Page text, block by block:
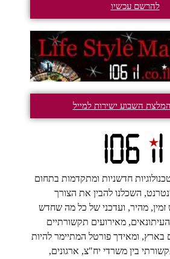
להרשם עכשיו
המלצת השבוע ישירות למייל
חדשניות ומתקדמות בתחום
השכלנו להבין את הצורך
זמין, מהיר, ועדכני של כל מה שחדש
מאירועים תקשורתיים
בארץ, ומאידך פורטל המתיימר להיות
בין משרדי יח"צ, ארגונים,